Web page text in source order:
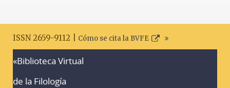
ISSN 2659-9112 | Cómo se cita la BVFE
«Biblioteca Virtual
de la Filología